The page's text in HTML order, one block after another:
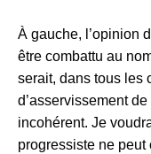
À gauche, l’opinion
être combattu au
serait, dans tous les
d’asservissement
incohérent. Je
progressiste ne